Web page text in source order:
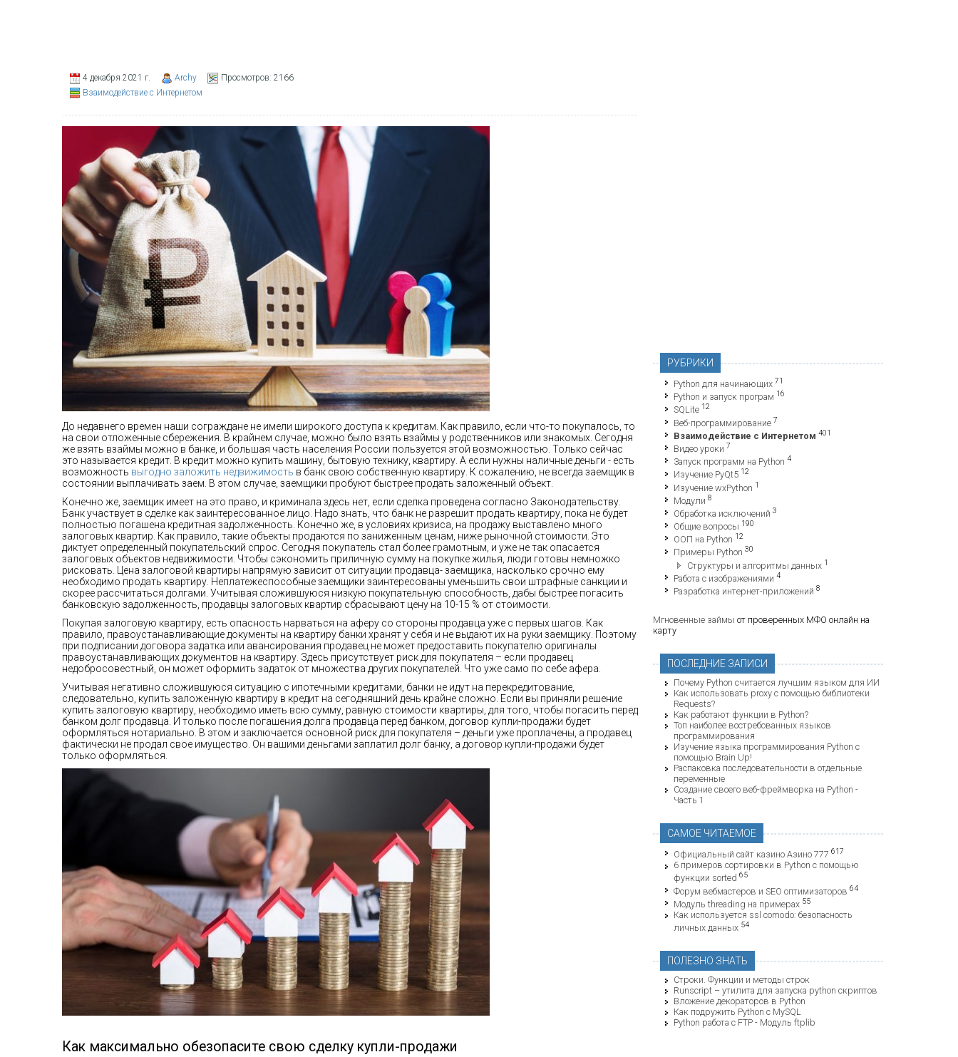
4 декабря 2021 г. Archy Просмотров: 2166
Взаимодействие с Интернетом
До недавнего времен наши сограждане не имели широкого доступа к кредитам. Как правило, если что-то покупалось, то
на свои отложенные сбережения. В крайнем случае, можно было взять взаймы у родственников или знакомых. Сегодня
же взять взаймы можно в банке, и большая часть населения России пользуется этой возможностью. Только сейчас
это называется кредит. В кредит можно купить машину, бытовую технику, квартиру. А если нужны наличные деньги - есть
возможность выгодно заложить недвижимость в банк свою собственную квартиру. К сожалению, не всегда заемщик в
состоянии выплачивать заем. В этом случае, заемщики пробуют быстрее продать заложенный объект.
Конечно же, заемщик имеет на это право, и криминала здесь нет, если сделка проведена согласно Законодательству.
Банк участвует в сделке как заинтересованное лицо. Надо знать, что банк не разрешит продать квартиру, пока не будет
полностью погашена кредитная задолженность. Конечно же, в условиях кризиса, на продажу выставлено много
залоговых квартир. Как правило, такие объекты продаются по заниженным ценам, ниже рыночной стоимости. Это
диктует определенный покупательский спрос. Сегодня покупатель стал более грамотным, и уже не так опасается
залоговых объектов недвижимости. Чтобы сэкономить приличную сумму на покупке жилья, люди готовы немножко
рисковать. Цена залоговой квартиры напрямую зависит от ситуации продавца- заемщика, насколько срочно ему
необходимо продать квартиру. Неплатежеспособные заемщики заинтересованы уменьшить свои штрафные санкции и
скорее рассчитаться долгами. Учитывая сложившуюся низкую покупательную способность, дабы быстрее погасить
банковскую задолженность, продавцы залоговых квартир сбрасывают цену на 10-15 % от стоимости.
Покупая залоговую квартиру, есть опасность нарваться на аферу со стороны продавца уже с первых шагов. Как
правило, правоустанавливающие документы на квартиру банки хранят у себя и не выдают их на руки заемщику. Поэтому
при подписании договора задатка или авансирования продавец не может предоставить покупателю оригиналы
правоустанавливающих документов на квартиру. Здесь присутствует риск для покупателя – если продавец
недобросовестный, он может оформить задаток от множества других покупателей. Что уже само по себе афера.
Учитывая негативно сложившуюся ситуацию с ипотечными кредитами, банки не идут на перекредитование,
следовательно, купить заложенную квартиру в кредит на сегодняшний день крайне сложно. Если вы приняли решение
купить залоговую квартиру, необходимо иметь всю сумму, равную стоимости квартиры, для того, чтобы погасить перед
банком долг продавца. И только после погашения долга продавца перед банком, договор купли-продажи будет
оформляться нотариально. В этом и заключается основной риск для покупателя – деньги уже проплачены, а продавец
фактически не продал свое имущество. Он вашими деньгами заплатил долг банку, а договор купли-продажи будет
только оформляться.
Как максимально обезопасите свою сделку купли-продажи
РУБРИКИ
Python для начинающих 71
Python и запуск програм 16
SQLite 12
Веб-программирование 7
Взаимодействие с Интернетом 401
Видео уроки 7
Запуск программ на Python 4
Изучение PyQt5 12
Изучение wxPython 1
Модули 8
Обработка исключений 3
Общие вопросы 190
ООП на Python 12
Примеры Python 30
Структуры и алгоритмы данных 1
Работа с изображениями 4
Разработка интернет-приложений 8
Мгновенные займы от проверенных МФО онлайн на
карту
ПОСЛЕДНИЕ ЗАПИСИ
Почему Python считается лучшим языком для ИИ
Как использовать proxy с помощью библиотеки
Requests?
Как работают функции в Python?
Топ наиболее востребованных языков
программирования
Изучение языка программирования Python с
помощью Brain Up!
Распаковка последовательности в отдельные
переменные
Создание своего веб-фреймворка на Python -
Часть 1
САМОЕ ЧИТАЕМОЕ
Официальный сайт казино Азино 777 617
6 примеров сортировки в Python с помощью
функции sorted 65
Форум вебмастеров и SEO оптимизаторов 64
Модуль threading на примерах 55
Как используется ssl comodo: безопасность
личных данных 54
ПОЛЕЗНО ЗНАТЬ
Строки. Функции и методы строк
Runscript – утилита для запуска python скриптов
Вложение декораторов в Python
Как подружить Python с MySQL
Python работа с FTP - Модуль ftplib